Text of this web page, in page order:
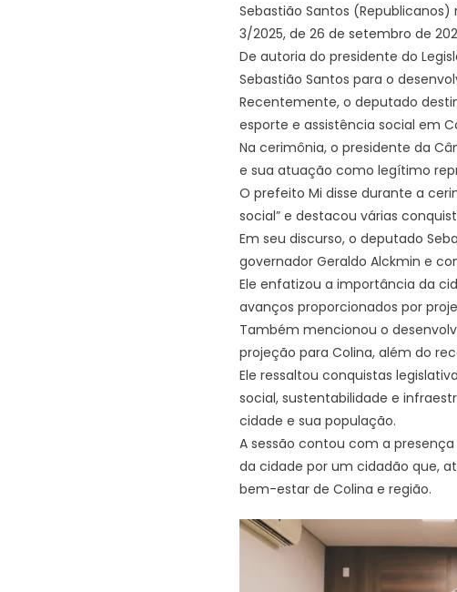
Sebastião Santos
3/2025, de 26 de setembro de
De autoria do presidente do
Sebastião Santos para o
Recentemente, o deputado
esporte e assistência social em
Na cerimônia, o presidente da
e sua atuação como legítimo
O prefeito Mi disse durante a
social” e destacou várias
Em seu discurso, o deputado
governador Geraldo Alckmin e
Ele enfatizou a importância da
avanços proporcionados por
Também mencionou o
projeção para Colina, além do
Ele ressaltou conquistas
social, sustentabilidade e
cidade e sua população.
A sessão contou com a
da cidade por um cidadão que,
bem-estar de Colina e região.